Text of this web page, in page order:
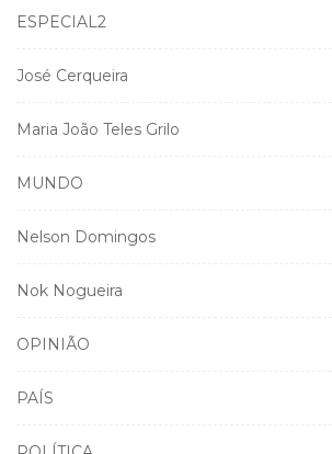
ESPECIAL2
José Cerqueira
Maria João Teles Grilo
MUNDO
Nelson Domingos
Nok Nogueira
OPINIÃO
PAÍS